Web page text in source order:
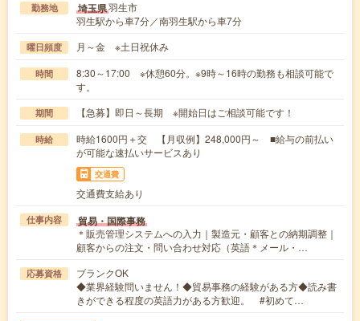
勤務地 埼玉県羽生市
羽生駅から車7分／南羽生駅から車7分
曜日頻度 月～金 ※土日祝休み
時間
8:30～17:00 ※休憩60分。※9時～16時の勤務も相談可能で
す。
期間 【急募】即日～長期 ※開始日はご相談可能です！
時給
時給1600円＋交 【月収例】248,000円～ ■給与の前払い
が可能な速払いサービスあり
交通費
交通費支給あり
仕事内容 貿易・国際事務
＊販売管理システムへの入力｜製造元・顧客との納期調整｜
顧客からの注文・問い合わせ対応（英語＊メール・…
応募資格
ブランクOK
◆業界経験問いません！◆貿易事務の経験がある方◆読み書
きができる程度の英語力がある方歓迎。 #初めて…